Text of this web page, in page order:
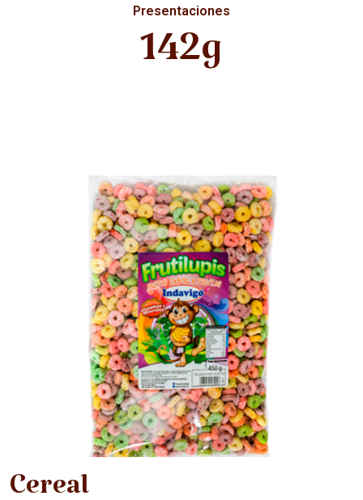
Presentaciones
142g